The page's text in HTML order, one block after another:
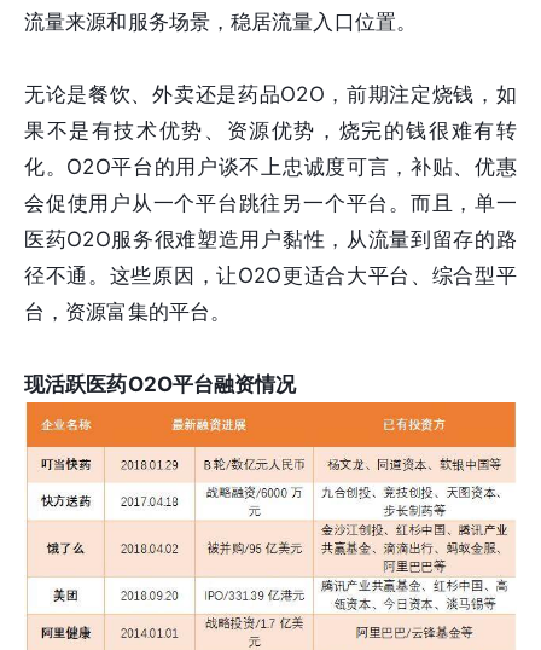
流量来源和服务场景，稳居流量入口位置。
无论是餐饮、外卖还是药品O2O，前期注定烧钱，如
果不是有技术优势、资源优势，烧完的钱很难有转
化。O2O平台的用户谈不上忠诚度可言，补贴、优惠
会促使用户从一个平台跳往另一个平台。而且，单一
医药O2O服务很难塑造用户黏性，从流量到留存的路
径不通。这些原因，让O2O更适合大平台、综合型平
台，资源富集的平台。
现活跃医药O2O平台融资情况